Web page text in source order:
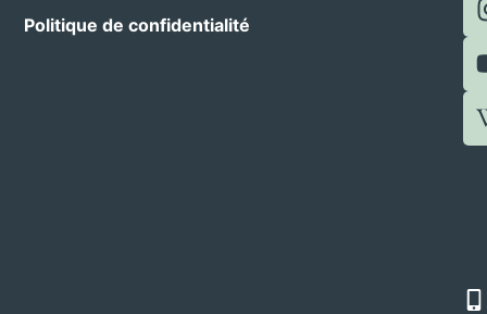
Politique de confidentialité